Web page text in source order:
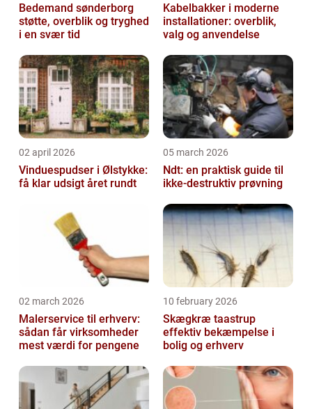
Bedemand sønderborg
støtte, overblik og tryghed
i en svær tid
Kabelbakker i moderne
installationer: overblik,
valg og anvendelse
02 april 2026
Vinduespudser i Ølstykke:
få klar udsigt året rundt
05 march 2026
Ndt: en praktisk guide til
ikke-destruktiv prøvning
02 march 2026
Malerservice til erhverv:
sådan får virksomheder
mest værdi for pengene
10 february 2026
Skægkræ taastrup
effektiv bekæmpelse i
bolig og erhverv